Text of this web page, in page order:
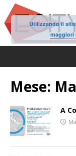
Mese:
A
Utilizzando il
maggiori